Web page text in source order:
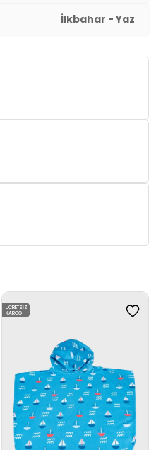
İlkbahar - Yaz
ÜCRETSIZ
KARGO